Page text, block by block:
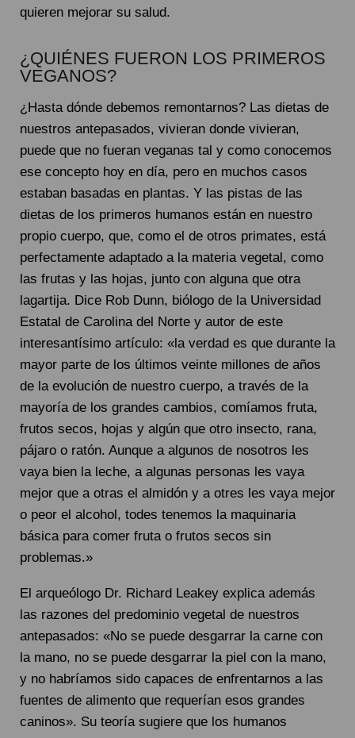
quieren mejorar su salud.
¿QUIÉNES FUERON LOS PRIMEROS
VEGANOS?
¿Hasta dónde debemos remontarnos? Las dietas de
nuestros antepasados, vivieran donde vivieran,
puede que no fueran veganas tal y como conocemos
ese concepto hoy en día, pero en muchos casos
estaban basadas en plantas. Y las pistas de las
dietas de los primeros humanos están en nuestro
propio cuerpo, que, como el de otros primates, está
perfectamente adaptado a la materia vegetal, como
las frutas y las hojas, junto con alguna que otra
lagartija. Dice Rob Dunn, biólogo de la Universidad
Estatal de Carolina del Norte y autor de este
interesantísimo artículo: «la verdad es que durante la
mayor parte de los últimos veinte millones de años
de la evolución de nuestro cuerpo, a través de la
mayoría de los grandes cambios, comíamos fruta,
frutos secos, hojas y algún que otro insecto, rana,
pájaro o ratón. Aunque a algunos de nosotros les
vaya bien la leche, a algunas personas les vaya
mejor que a otras el almidón y a otres les vaya mejor
o peor el alcohol, todes tenemos la maquinaria
básica para comer fruta o frutos secos sin
problemas.»
El arqueólogo Dr. Richard Leakey explica además
las razones del predominio vegetal de nuestros
antepasados: «No se puede desgarrar la carne con
la mano, no se puede desgarrar la piel con la mano,
y no habríamos sido capaces de enfrentarnos a las
fuentes de alimento que requerían esos grandes
caninos». Su teoría sugiere que los humanos